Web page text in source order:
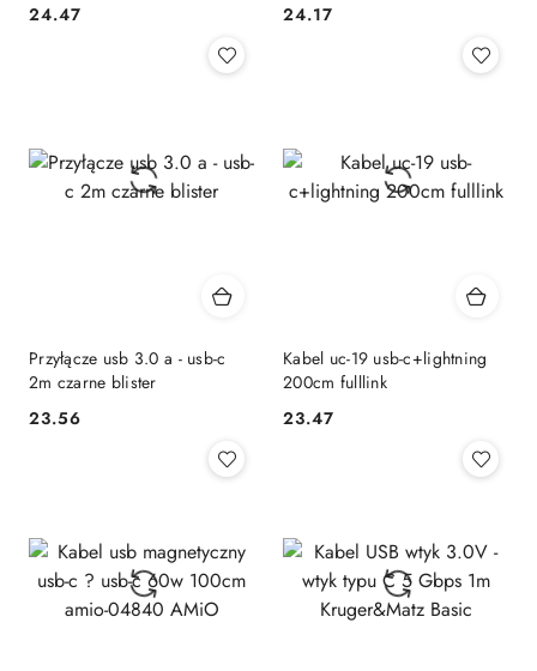
Cena:
24.47 Cena:
24.17
Przyłącze usb 3.0 a - usb-c
2m czarne blister
Cena:
23.56
Kabel uc-19 usb-c+lightning
200cm fulllink
Cena:
23.47